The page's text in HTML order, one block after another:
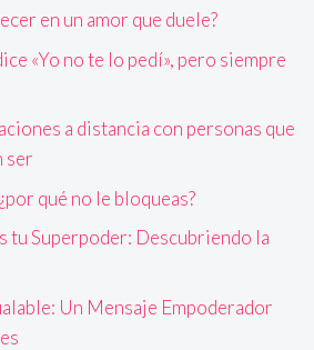
en un amor que duele?
«Yo no te lo pedí», pero siempre
a distancia con personas que
ser
qué no le bloqueas?
tu Superpoder: Descubriendo la
Un Mensaje Empoderador